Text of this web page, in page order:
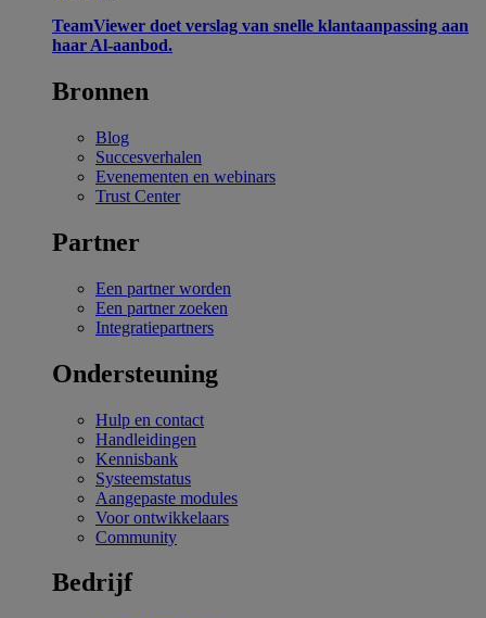
TeamViewer doet verslag van snelle klantaanpassing aan
haar Al-aanbod.
Bronnen
Blog
Succesverhalen
Evenementen en webinars
Trust Center
Partner
Een partner worden
Een partner zoeken
Integratiepartners
Ondersteuning
Hulp en contact
Handleidingen
Kennisbank
Systeemstatus
Aangepaste modules
Voor ontwikkelaars
Community
Bedrijf